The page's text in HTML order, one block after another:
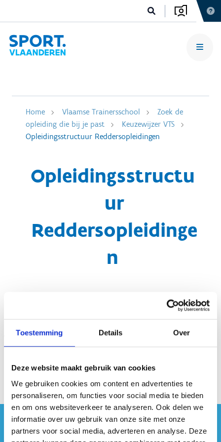
Toestemming Details Over
Deze website maakt gebruik van cookies
We gebruiken cookies om content en advertenties te
personaliseren, om functies voor social media te bieden
en om ons websiteverkeer te analyseren. Ook delen we
informatie over uw gebruik van onze site met onze
partners voor social media, adverteren en analyse. Deze
Home Vlaamse Trainersschool
Zoek de
opleiding die bij je past
Keuzewijzer VTS
Opleidingsstructuur Reddersopleidingen
Opleidingsstructu
ur
Reddersopleidinge
n
#sportersbelevenmeer